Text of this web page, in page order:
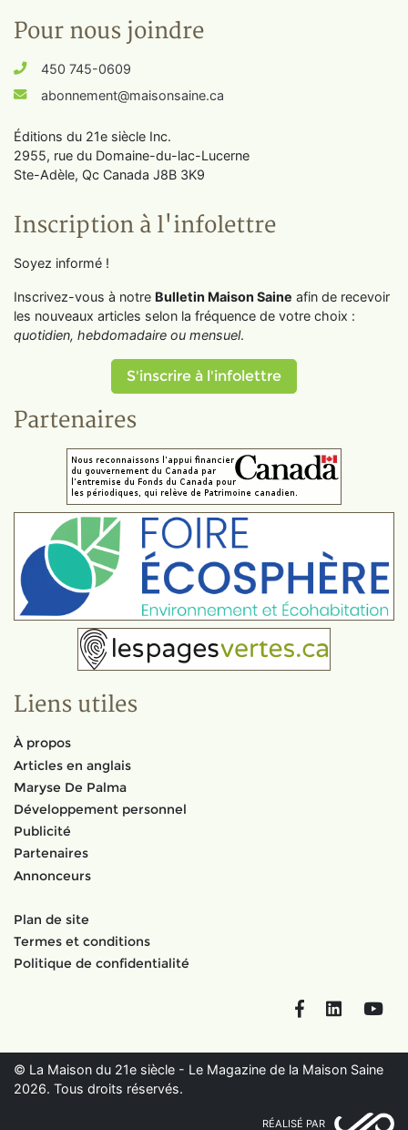
Pour nous joindre
450 745-0609
abonnement@maisonsaine.ca
Éditions du 21e siècle Inc.
2955, rue du Domaine-du-lac-Lucerne
Ste-Adèle, Qc Canada J8B 3K9
Inscription à l'infolettre
Soyez informé !
Inscrivez-vous à notre Bulletin Maison Saine afin de recevoir
les nouveaux articles selon la fréquence de votre choix :
quotidien, hebdomadaire ou mensuel.
S'inscrire à l'infolettre
Partenaires
Liens utiles
À propos
Articles en anglais
Maryse De Palma
Développement personnel
Publicité
Partenaires
Annonceurs
Plan de site
Termes et conditions
Politique de confidentialité
FacebookLinkedIn
© La Maison du 21e siècle - Le Magazine de la Maison Saine
2026. Tous droits réservés.
RÉALISÉ PAR